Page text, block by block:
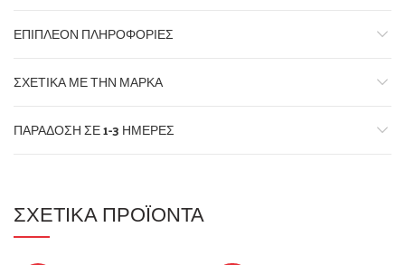
ΕΠΙΠΛΈΟΝ ΠΛΗΡΟΦΟΡΊΕΣ
ΣΧΕΤΙΚΆ ΜΕ ΤΗΝ ΜΆΡΚΑ
ΠΑΡΆΔΟΣΗ ΣΕ 1-3 ΗΜΈΡΕΣ
ΣΧΕΤΙΚΆ ΠΡΟΪΌΝΤΑ